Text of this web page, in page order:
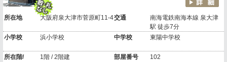
所在地 大阪府泉大津市菅原町11-4交通
南海電鉄南海本線 泉大津
駅 徒歩7分
小学校
浜小学校 中学校 東陽中学校
所在階/
1階 / 2階建 部屋番号 102